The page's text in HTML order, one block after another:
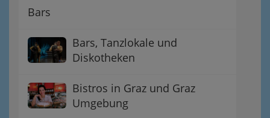
Bars
Bars, Tanzlokale und
Diskotheken
Bistros in Graz und Graz
Umgebung